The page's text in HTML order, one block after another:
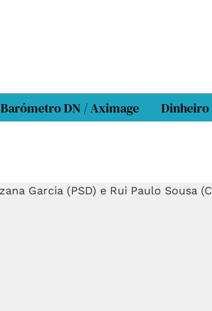
Barómetro DN / Aximage Dinheiro